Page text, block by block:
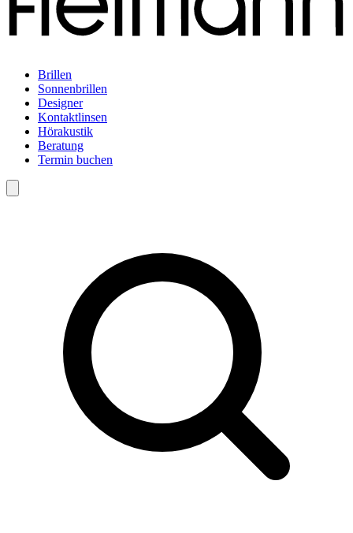
Brillen
Sonnenbrillen
Designer
Kontaktlinsen
Hörakustik
Beratung
Termin buchen